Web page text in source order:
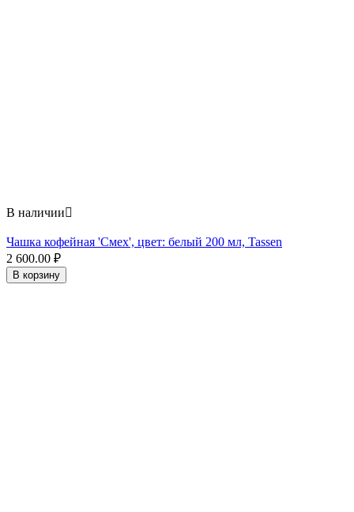
В наличии
Чашка кофейная 'Смех', цвет: белый 200 мл, Tassen
2 600.00 ₽
В корзину